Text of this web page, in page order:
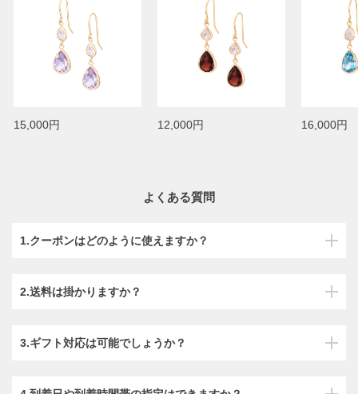
15,000円 12,000円 16,000円
よくある質問
1.クーポンはどのように使えますか？
2.送料は掛かりますか？
3.ギフト対応は可能でしょうか？